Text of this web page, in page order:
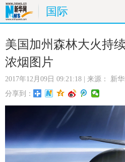
国际
首页 时政
娱乐
时尚 思客
科技 能源
美国加州森林大火持
浓烟图片
2017年12月09日 09:21:18 | 来源： 新
分享到：